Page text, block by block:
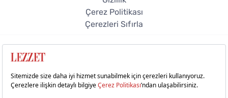
Çerez Politikası
Çerezleri Sıfırla